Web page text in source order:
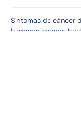
Síntomas de cáncer
hombres ignoran